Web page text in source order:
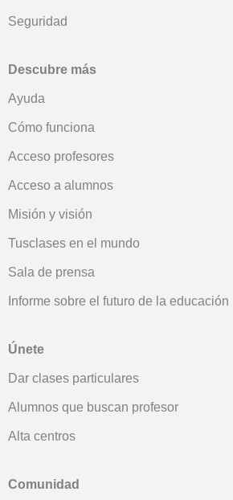
Seguridad
Descubre más
Ayuda
Cómo funciona
Acceso profesores
Acceso a alumnos
Misión y visión
Tusclases en el mundo
Sala de prensa
Informe sobre el futuro de la educación
Únete
Dar clases particulares
Alumnos que buscan profesor
Alta centros
Comunidad